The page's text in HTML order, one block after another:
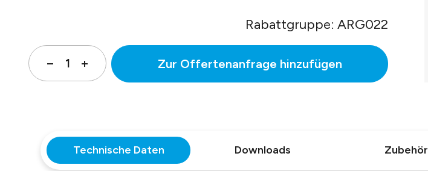
Rabattgruppe: ARG022
Zur Offertenanfrage hinzufügen
Technische Daten Downloads Zubehör